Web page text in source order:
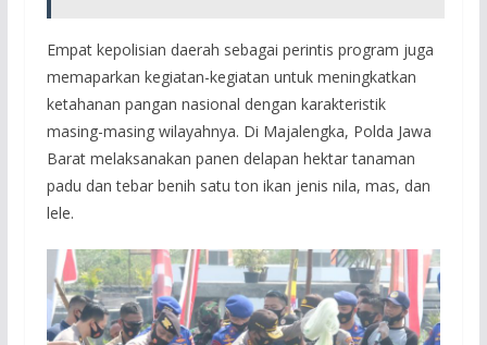
Empat kepolisian daerah sebagai perintis program juga
memaparkan kegiatan-kegiatan untuk meningkatkan
ketahanan pangan nasional dengan karakteristik
masing-masing wilayahnya. Di Majalengka, Polda Jawa
Barat melaksanakan panen delapan hektar tanaman
padu dan tebar benih satu ton ikan jenis nila, mas, dan
lele.